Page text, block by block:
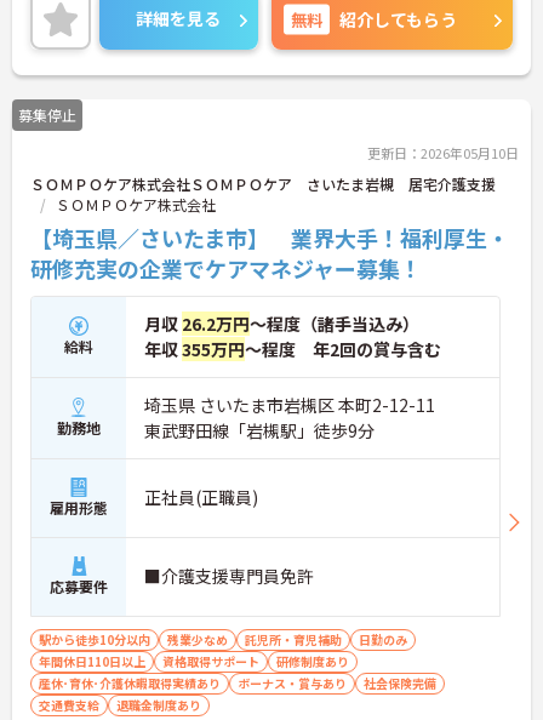
詳細を見る 無料 紹介してもらう
募集停止
更新日：2026年05月10日
ＳＯＭＰＯケア株式会社ＳＯＭＰＯケア さいたま岩槻 居宅介護支援
ＳＯＭＰＯケア株式会社
【埼玉県／さいたま市】 業界大手！福利厚生・
研修充実の企業でケアマネジャー募集！
給料
月収 26.2万円～程度（諸手当込み）
年収355万円～程度 年2回の賞与含む
勤務地
埼玉県 さいたま市岩槻区 本町2-12-11
東武野田線「岩槻駅」徒歩9分
雇用形態 正社員(正職員)
応募要件 ■介護支援専門員免許
駅から徒歩10分以内 残業少なめ 託児所・育児補助
日勤のみ
年間休日110日以上
資格取得サポート
研修制度あり
産休･育休･介護休暇取得実績あり
ボーナス・賞与あり
社会保険完備
交通費支給
退職金制度あり